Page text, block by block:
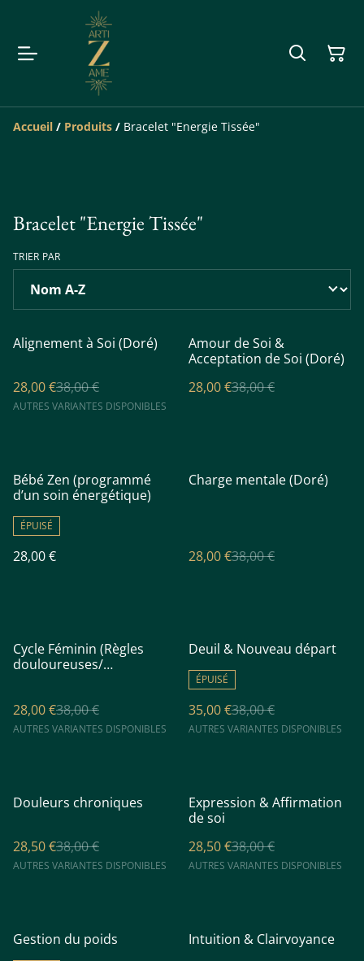
Accueil / Produits / Bracelet "Energie Tissée"
Bracelet "Energie Tissée"
TRIER PAR
%
Alignement à Soi (Doré)
28,00 €38,00 €
AUTRES VARIANTES DISPONIBLES
%
Amour de Soi &
Acceptation de Soi (Doré)
28,00 €38,00 €
Bébé Zen (programmé
d’un soin énergétique)
ÉPUISÉ
28,00 €
%
Charge mentale (Doré)
28,00 €38,00 €
%
Cycle Féminin (Règles
douloureuses/
28,00 €38,00 €
AUTRES VARIANTES DISPONIBLES
%
Deuil & Nouveau départ
ÉPUISÉ
35,00 €38,00 €
AUTRES VARIANTES DISPONIBLES
%
Douleurs chroniques
28,50 €38,00 €
AUTRES VARIANTES DISPONIBLES
%
Expression & Affirmation
de soi
28,50 €38,00 €
AUTRES VARIANTES DISPONIBLES
Gestion du poids %
Intuition & Clairvoyance